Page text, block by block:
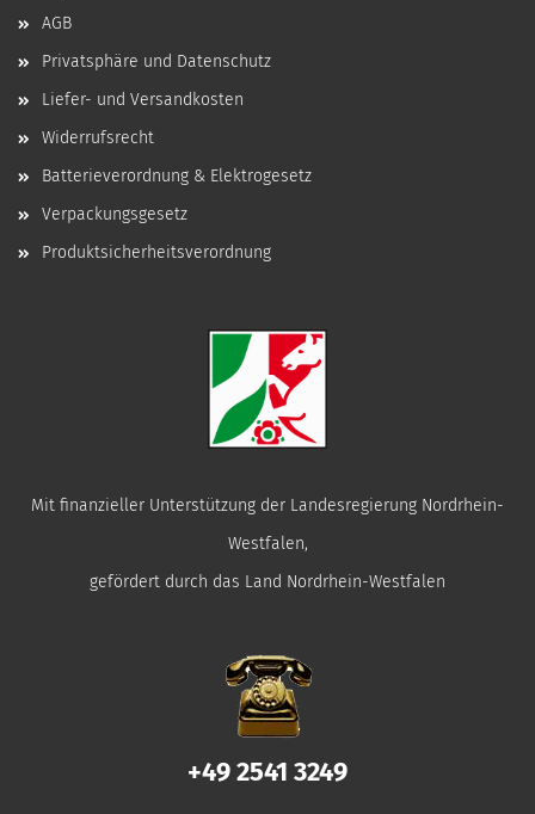
AGB
Privatsphäre und Datenschutz
Liefer- und Versandkosten
Widerrufsrecht
Batterieverordnung & Elektrogesetz
Verpackungsgesetz
Produktsicherheitsverordnung
Mit finanzieller Unterstützung der Landesregierung Nordrhein-
Westfalen,
gefördert durch das Land Nordrhein-Westfalen
+49 2541 3249